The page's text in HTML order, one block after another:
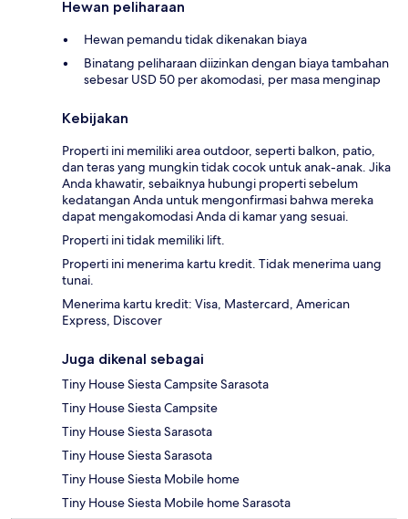
Hewan peliharaan
Hewan pemandu tidak dikenakan biaya
Binatang peliharaan diizinkan dengan biaya tambahan
sebesar USD 50 per akomodasi, per masa menginap
Kebijakan
Properti ini memiliki area outdoor, seperti balkon, patio,
dan teras yang mungkin tidak cocok untuk anak-anak. Jika
Anda khawatir, sebaiknya hubungi properti sebelum
kedatangan Anda untuk mengonfirmasi bahwa mereka
dapat mengakomodasi Anda di kamar yang sesuai.
Properti ini tidak memiliki lift.
Properti ini menerima kartu kredit. Tidak menerima uang
tunai.
Menerima kartu kredit: Visa, Mastercard, American
Express, Discover
Juga dikenal sebagai
Tiny House Siesta Campsite Sarasota
Tiny House Siesta Campsite
Tiny House Siesta Sarasota
Tiny House Siesta Sarasota
Tiny House Siesta Mobile home
Tiny House Siesta Mobile home Sarasota